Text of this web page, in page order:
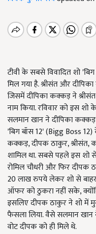
टीवी के सबसे विवादित शो
मिल गया है. श्रीसंत और
जिसमें दीपिका कक्कड़ ने
नाम किया. रविवार को इस शो
सलमान खान ने दीपिका
'बिग बॉस 12' (Bigg Boss
कक्कड़, दीपक ठाकुर, श्रीसंत,
शामिल था. सबसे पहले इस शो
रोमिल चौधरी और फिर दीपक
20 लाख रुपये लेकर शो से
ऑफर को ठुकरा नहीं सके,
इसलिए दीपक ठाकुर ने शो में
फैसला लिया. वैसे सलमान खान
वोट दीपक को ही मिले थे.